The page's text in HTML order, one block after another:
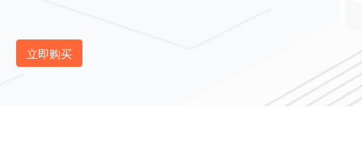
立即购买